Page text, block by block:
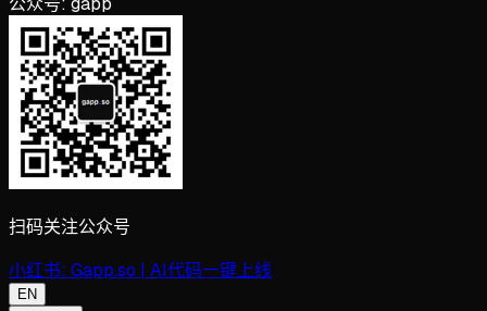
扫码关注公众号
小红书: Gapp.so | AI代码一键上线
EN